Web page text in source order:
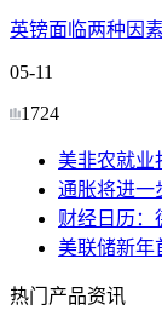
英镑面临两种因
05-11
1724
美非农就业
通胀将进一
财经日历：
美联储新年
热门产品资讯